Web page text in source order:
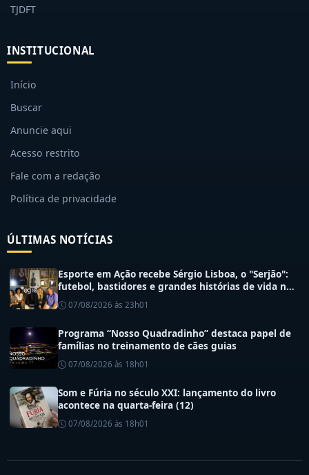
TJDFT
INSTITUCIONAL
Início
Buscar
Anuncie aqui
Acesso restrito
Fale com a redação
Política de privacidade
ÚLTIMAS NOTÍCIAS
Esporte em Ação recebe Sérgio Lisboa, o "Serjão":
futebol, bastidores e grandes histórias de vida no
07/08/2026 às 23h01
Programa “Nosso Quadradinho” destaca papel de
famílias no treinamento de cães guias
07/08/2026 às 18h01
Som e Fúria no século XXI: lançamento do livro
acontece na quarta-feira (12)
07/08/2026 às 18h01